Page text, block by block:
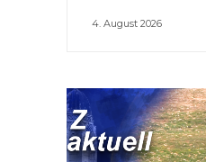
4. August 2026